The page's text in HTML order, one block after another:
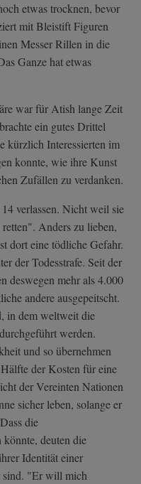
etwas trocknen, bevor
mit Bleistift Figuren
Messer Rillen in die
Ganze hat etwas
war für Atish lange Zeit
ein gutes Drittel
kürzlich Interessierten im
konnte, wie ihre Kunst
Zufällen zu verdanken.
verlassen. Nicht weil sie
Anders zu lieben,
dort eine tödliche Gefahr.
der Todesstrafe. Seit der
deswegen mehr als 4.000
andere ausgepeitscht.
in dem weltweit die
werden.
und so übernehmen
der Kosten für eine
der Vereinten Nationen
sicher leben, solange er
die
deuten die
Identität einer
sind. "Er will mich